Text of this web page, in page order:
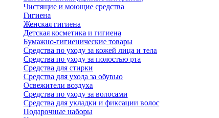
Чистящие и моющие средства
Гигиена
Женская гигиена
Детская косметика и гигиена
Бумажно-гигиенические товары
Средства по уходу за кожей лица и тела
Средства по уходу за полостью рта
Средства для стирки
Средства для ухода за обувью
Освежители воздуха
Средства по уходу за волосами
Средства для укладки и фиксации волос
Подарочные наборы